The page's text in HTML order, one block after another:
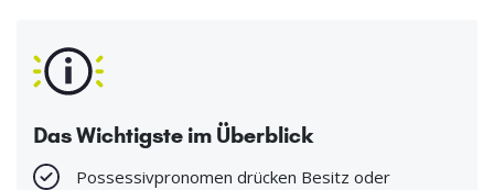
Das Wichtigste im Überblick
Possessivpronomen drücken Besitz oder